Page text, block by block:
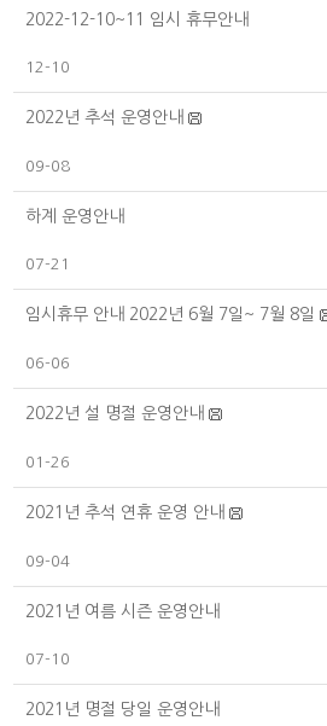
2022-12-10~11 임시 휴무안내
12-10
2022년 추석 운영안내
09-08
하계 운영안내
07-21
임시휴무 안내 2022년 6월 7일~ 7월 8일
06-06
2022년 설 명절 운영안내
01-26
2021년 추석 연휴 운영 안내
09-04
2021년 여름 시즌 운영안내
07-10
2021년 명절 당일 운영안내